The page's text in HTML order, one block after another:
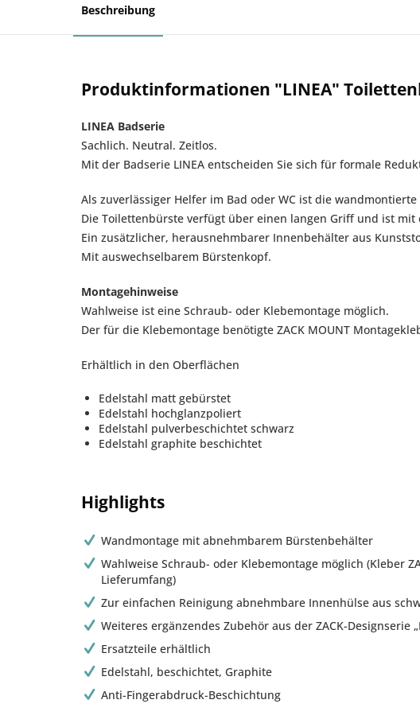
Beschreibung
Produktinformationen "LINEA"
LINEA Badserie
Sachlich. Neutral. Zeitlos.
Mit der Badserie LINEA entscheiden Sie sich für formale
Als zuverlässiger Helfer im Bad oder WC ist die
Die Toilettenbürste verfügt über einen langen Griff und ist
Ein zusätzlicher, herausnehmbarer Innenbehälter aus
Mit auswechselbarem Bürstenkopf.
Montagehinweise
Wahlweise ist eine Schraub- oder Klebemontage möglich.
Der für die Klebemontage benötigte ZACK MOUNT
Erhältlich in den Oberflächen
Edelstahl matt gebürstet
Edelstahl hochglanzpoliert
Edelstahl pulverbeschichtet schwarz
Edelstahl graphite beschichtet
Highlights
Wandmontage mit abnehmbarem Bürstenbehälter
Wahlweise Schraub- oder Klebemontage möglich (Kleber
Lieferumfang)
Zur einfachen Reinigung abnehmbare Innenhülse aus
Weiteres ergänzendes Zubehör aus der ZACK-Designserie
Ersatzteile erhältlich
Edelstahl, beschichtet, Graphite
Anti-Fingerabdruck-Beschichtung